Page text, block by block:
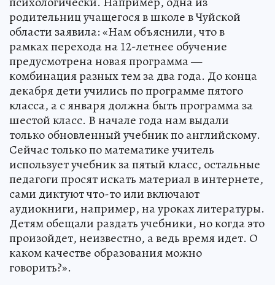
родительниц учащегося в школе в Чуйской
области заявила: «Нам объяснили, что в
рамках перехода на 12-летнее обучение
предусмотрена новая программа —
комбинация разных тем за два года. До конца
декабря дети учились по программе пятого
класса, а с января должна быть программа за
шестой класс. В начале года нам выдали
только обновленный учебник по английскому.
Сейчас только по математике учитель
использует учебник за пятый класс, остальные
педагоги просят искать материал в интернете,
сами диктуют что-то или включают
аудиокниги, например, на уроках литературы.
Детям обещали раздать учебники, но когда это
произойдет, неизвестно, а ведь время идет. О
каком качестве образования можно
говорить?».